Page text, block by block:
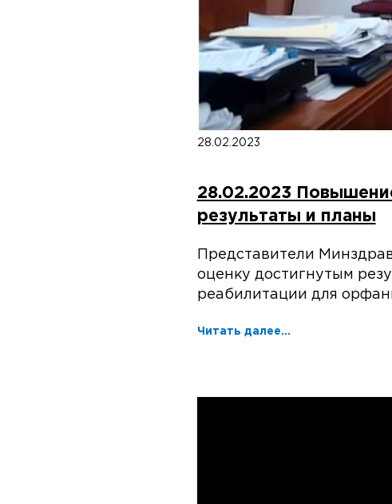
28.02.2023
28.02.2023
результаты и планы
Представители
оценку достигнутым
реабилитации для
Читать далее...